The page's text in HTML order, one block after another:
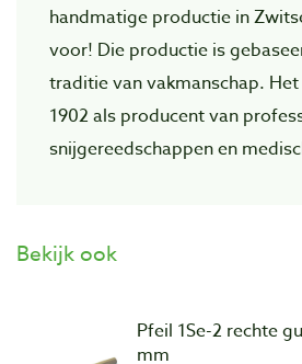
handmatige productie in
voor! Die productie is
traditie van vakmanschap.
1902 als producent van
snijgereedschappen en
Bekijk ook
Pfeil 1Se-2 rechte
mm